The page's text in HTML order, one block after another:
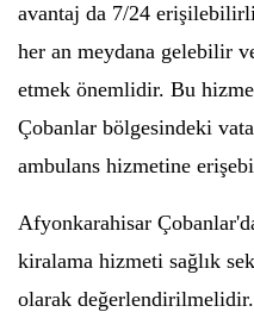
avantaj da 7/24
her an meydana gelebilir
etmek önemlidir. Bu
Çobanlar bölgesindeki
ambulans hizmetine
Afyonkarahisar
kiralama hizmeti sağlık
olarak değerlendirilmelidir.